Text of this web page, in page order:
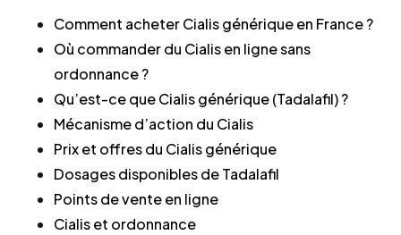
Comment acheter Cialis générique en France ?
Où commander du Cialis en ligne sans
ordonnance ?
Qu’est-ce que Cialis générique (Tadalafil) ?
Mécanisme d’action du Cialis
Prix et offres du Cialis générique
Dosages disponibles de Tadalafil
Points de vente en ligne
Cialis et ordonnance